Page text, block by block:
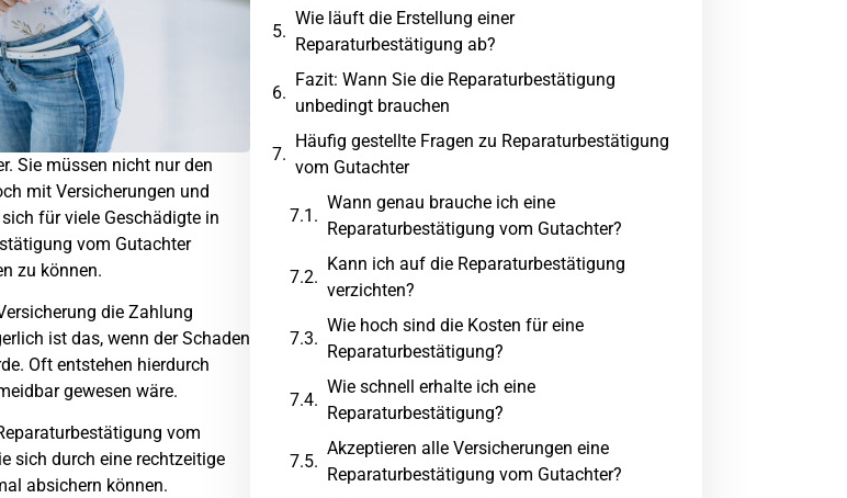
Sie müssen nicht nur den
mit Versicherungen und
für viele Geschädigte in
vom Gutachter
zu können.
die Zahlung
ist das, wenn der Schaden
Oft entstehen hierdurch
gewesen wäre.
vom
sich durch eine rechtzeitige
absichern können.
Wie läuft die Erstellung einer
Reparaturbestätigung ab?
Fazit: Wann Sie die Reparaturbestätigung
unbedingt brauchen
Häufig gestellte Fragen zu Reparaturbestätigung
vom Gutachter
Wann genau brauche ich eine
Reparaturbestätigung vom Gutachter?
Kann ich auf die Reparaturbestätigung
verzichten?
Wie hoch sind die Kosten für eine
Reparaturbestätigung?
Wie schnell erhalte ich eine
Reparaturbestätigung?
Akzeptieren alle Versicherungen eine
Reparaturbestätigung vom Gutachter?